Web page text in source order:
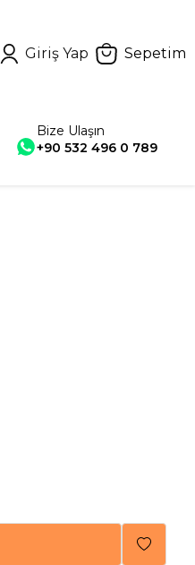
Giriş Yap Sepetim
Bize Ulaşın
+90 532 496 0 789